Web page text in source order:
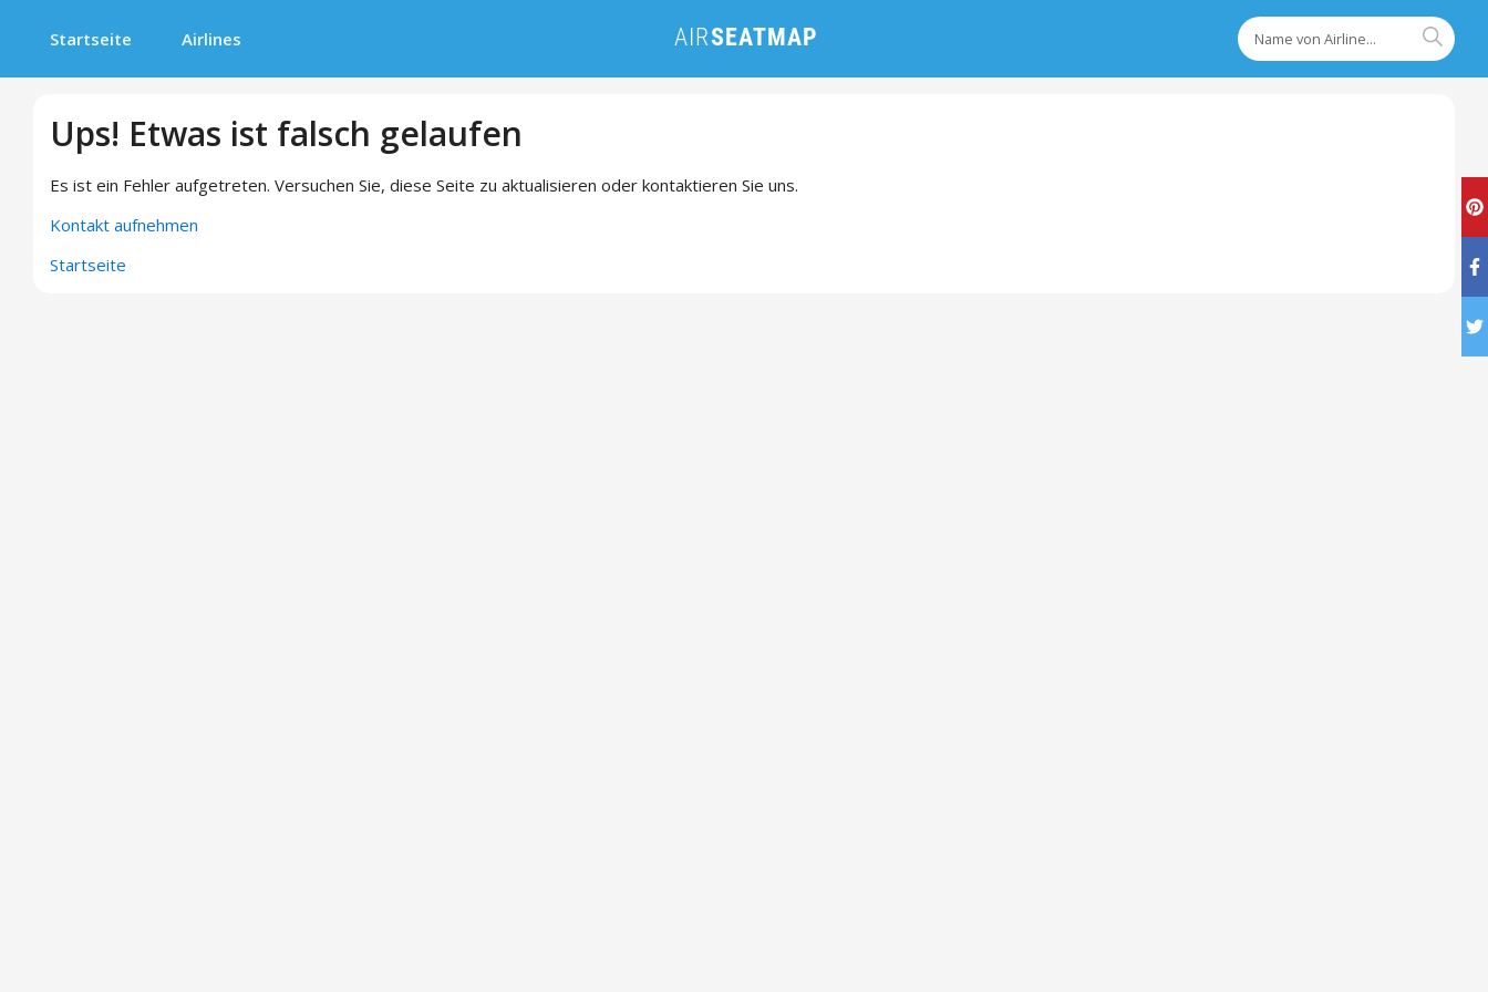
Startseite Airlines
Ups! Etwas ist falsch gelaufen
Es ist ein Fehler aufgetreten. Versuchen Sie, diese Seite zu aktualisieren oder kontaktieren Sie uns.
Kontakt aufnehmen
Startseite